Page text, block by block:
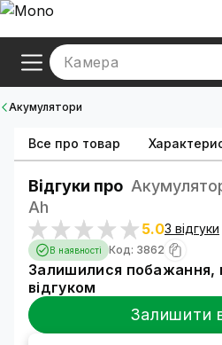
Камера
Акумулятори
Все про товар
Відгуки про
Ah
5.03 відгуки
В наявності Код: 3862
Залишилися побажання,
відгуком
Залишити